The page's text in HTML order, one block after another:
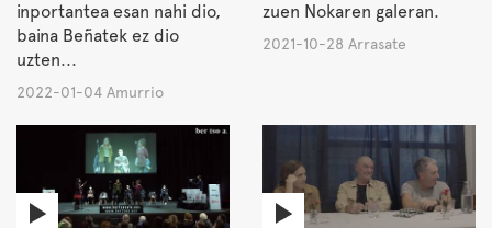
inportantea esan nahi dio,
baina Beñatek ez dio
uzten...
2022-01-04 Amurrio
zuen Nokaren galeran.
2021-10-28 Arrasate